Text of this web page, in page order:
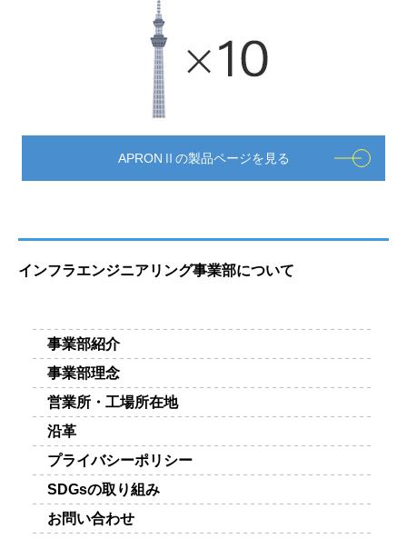
APRONⅡの製品ページを見る
インフラエンジニアリング事業部について
事業部紹介
事業部理念
営業所・工場所在地
沿革
プライバシーポリシー
SDGsの取り組み
お問い合わせ